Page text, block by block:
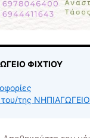
ΦΙΧΤΙΟΥ
του/της